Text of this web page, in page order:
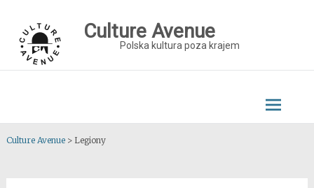
content
Culture Avenue
Polska kultura poza krajem
Culture Avenue> Legiony